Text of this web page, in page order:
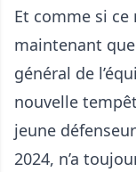
Et comme si ce
maintenant que
général de
nouvelle
jeune défenseur
2024, n’a